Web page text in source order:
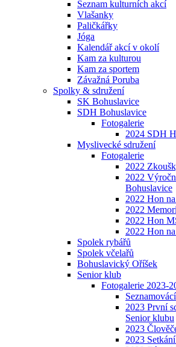
Seznam kulturních akcí
Vlašanky
Paličkářky
Jóga
Kalendář akcí v okolí
Kam za kulturou
Kam za sportem
Závažná Poruba
Spolky & sdružení
SK Bohuslavice
SDH Bohuslavice
Fotogalerie
2024 SDH
Myslivecké sdružení
Fotogalerie
2022
2022
Bohuslavice
2022 Hon
2022
2022 Hon
2022 Hon
Spolek rybářů
Spolek včelařů
Bohuslavický Oříšek
Senior klub
Fotogalerie 2023-
2023 První
Senior klubu
2023
2023